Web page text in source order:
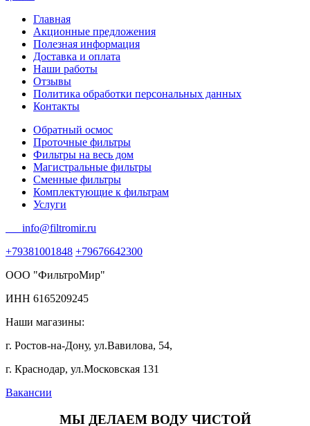
Главная
Акционные предложения
Полезная информация
Доставка и оплата
Наши работы
Отзывы
Политика обработки персональных данных
Контакты
Обратный осмос
Проточные фильтры
Фильтры на весь дом
Магистральные фильтры
Сменные фильтры
Комплектующие к фильтрам
Услуги
info@filtromir.ru
+79381001848 +79676642300
ООО "ФильтроМир"
ИНН 6165209245
Наши магазины:
г. Ростов-на-Дону, ул.Вавилова, 54,
г. Краснодар, ул.Московская 131
Вакансии
МЫ ДЕЛАЕМ ВОДУ ЧИСТОЙ